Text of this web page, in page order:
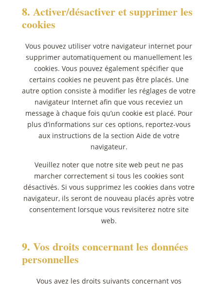
8. Activer/désactiver et supprimer les
cookies
Vous pouvez utiliser votre navigateur internet pour
supprimer automatiquement ou manuellement les
cookies. Vous pouvez également spécifier que
certains cookies ne peuvent pas être placés. Une
autre option consiste à modifier les réglages de votre
navigateur Internet afin que vous receviez un
message à chaque fois qu’un cookie est placé. Pour
plus d’informations sur ces options, reportez-vous
aux instructions de la section Aide de votre
navigateur.
Veuillez noter que notre site web peut ne pas
marcher correctement si tous les cookies sont
désactivés. Si vous supprimez les cookies dans votre
navigateur, ils seront de nouveau placés après votre
consentement lorsque vous revisiterez notre site
web.
9. Vos droits concernant les données
personnelles
Vous avez les droits suivants concernant vos